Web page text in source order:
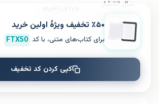
سال انتشار
فرمت کتاب PDF
کتاب
۳۳.۷۱ مگابایت
٪۵۰ تخفیف ویژۀ اولین خرید
برای کتاب‌های متنی، با کد FTX50
کپی کردن کد تخفیف